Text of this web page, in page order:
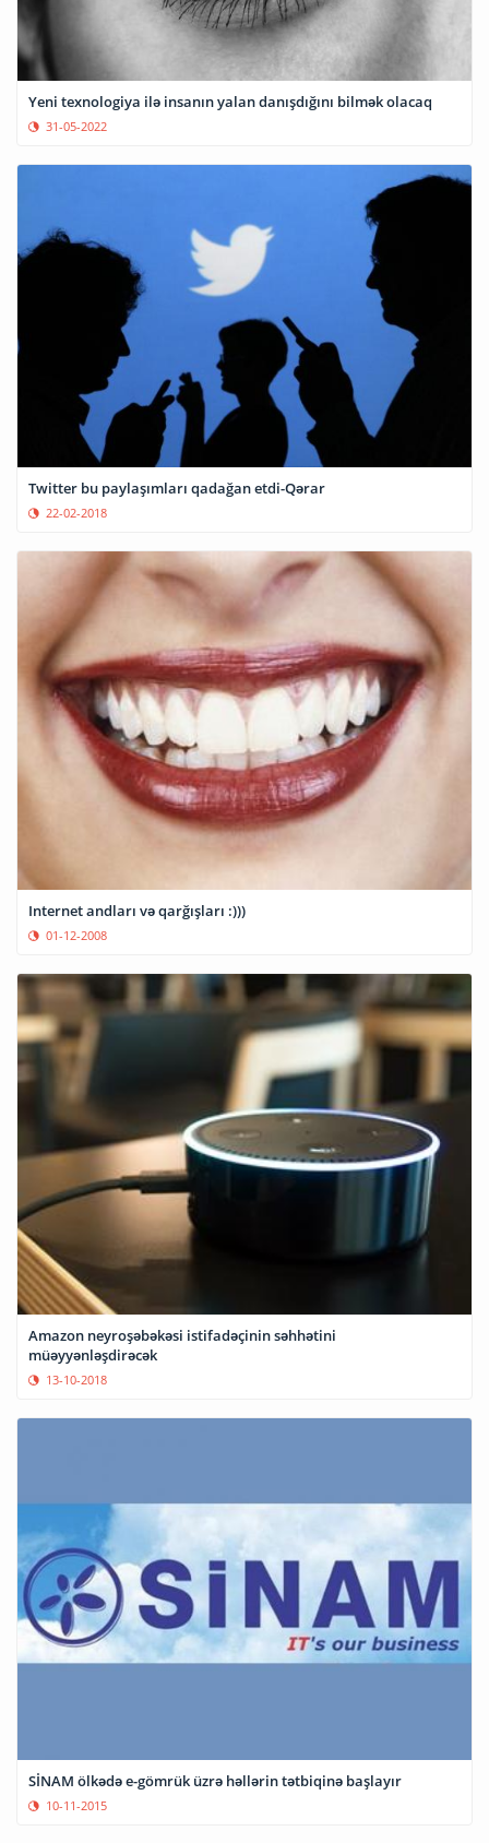
Yeni texnologiya ilə insanın yalan danışdığını bilmək olacaq
31-05-2022
Twitter bu paylaşımları qadağan etdi-Qərar
22-02-2018
Internet andları və qarğışları :)))
01-12-2008
Amazon neyroşəbəkəsi istifadəçinin səhhətini
müəyyənləşdirəcək
13-10-2018
SİNAM ölkədə e-gömrük üzrə həllərin tətbiqinə başlayır
10-11-2015